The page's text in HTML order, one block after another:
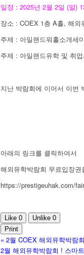
일정 : 2025년 2월 2일 (일)
장소 : COEX 1층 A홀, 해외
주제 : 아일랜드워홀소개세
주제 : 아일랜드유학 및 취
지난 박람회에 이어서 이번
아래의 링크를 클릭하여서
해외유학박람회 무료입장권
https://prestigeuhak.com/
Like 0 Unlike 0
Print
« 2월 COEX 해외유학박람
2월 해외유학박람회 ! 스마